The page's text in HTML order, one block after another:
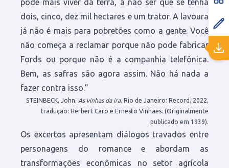
pode mais viver da terra, a não ser que se tenha
dois, cinco, dez mil hectares e um trator. A lavoura
já não é mais para pobretões como a gente. Você
não começa a reclamar porque não pode fabricar
Fords ou porque não é a companhia telefônica.
Bem, as safras são agora assim. Não há nada a
fazer contra isso.”
STEINBECK, John. As vinhas da ira. Rio de Janeiro: Record, 2022,
tradução: Herbert Caro e Ernesto Vinhaes. (Originalmente
publicado em 1939).
Os excertos apresentam diálogos travados entre
personagens do romance e abordam as
transformações econômicas no setor agrícola